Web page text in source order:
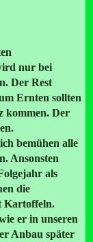
nur bei
Der Rest
Ernten sollten
kommen. Der
bemühen alle
Ansonsten
als
die
Kartoffeln.
er in unseren
Anbau später